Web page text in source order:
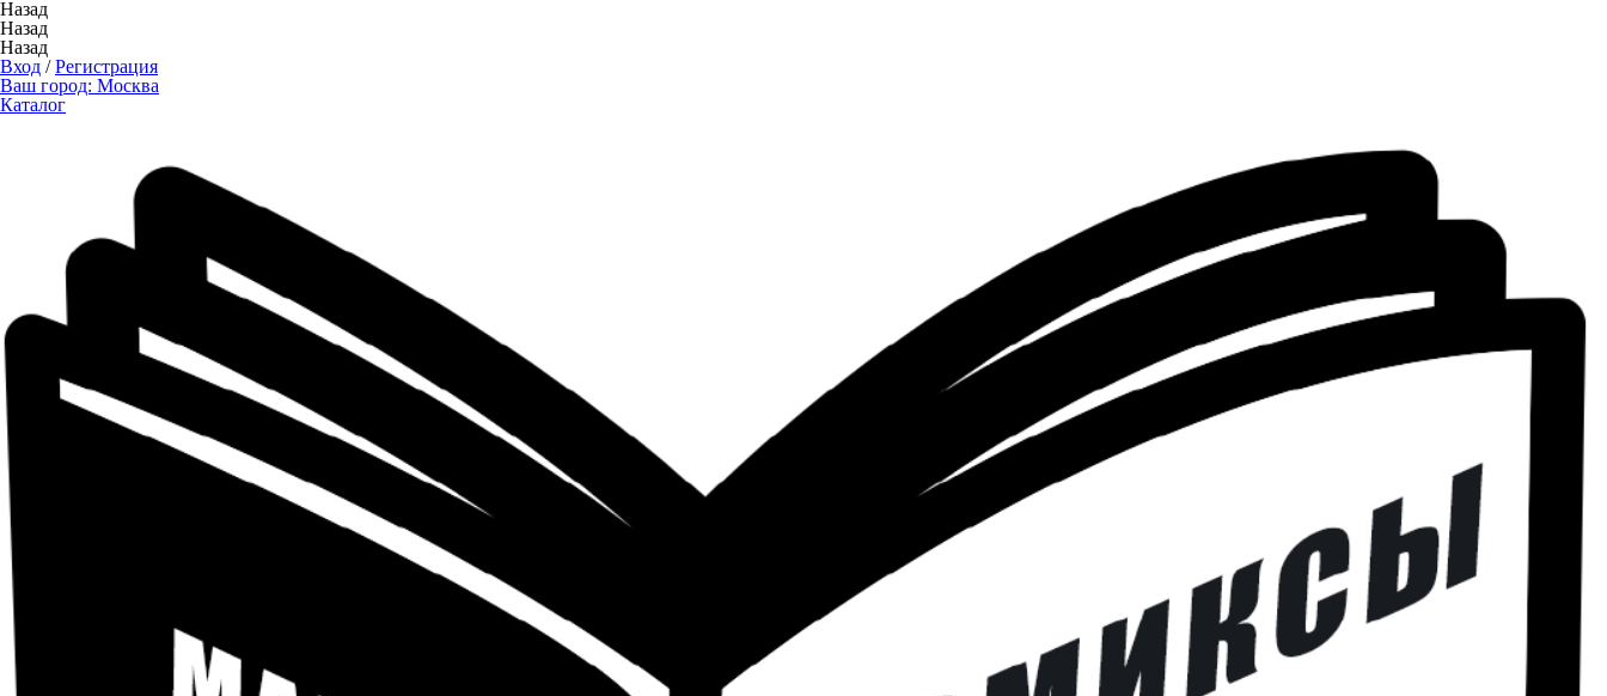
Назад
Назад
Назад
Вход /Регистрация
Ваш город: Москва
Каталог